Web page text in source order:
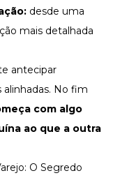
desde uma
mais detalhada
antecipar
No fim
com algo
ao que a outra
O Segredo